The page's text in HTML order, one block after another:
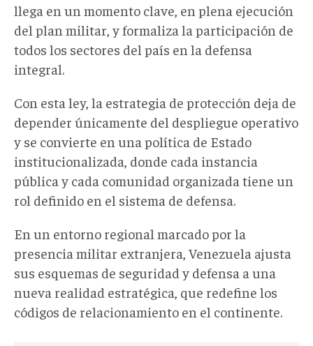
llega en un momento clave, en plena ejecución
del plan militar, y formaliza la participación de
todos los sectores del país en la defensa
integral.
Con esta ley, la estrategia de protección deja de
depender únicamente del despliegue operativo
y se convierte en una política de Estado
institucionalizada, donde cada instancia
pública y cada comunidad organizada tiene un
rol definido en el sistema de defensa.
En un entorno regional marcado por la
presencia militar extranjera, Venezuela ajusta
sus esquemas de seguridad y defensa a una
nueva realidad estratégica, que redefine los
códigos de relacionamiento en el continente.